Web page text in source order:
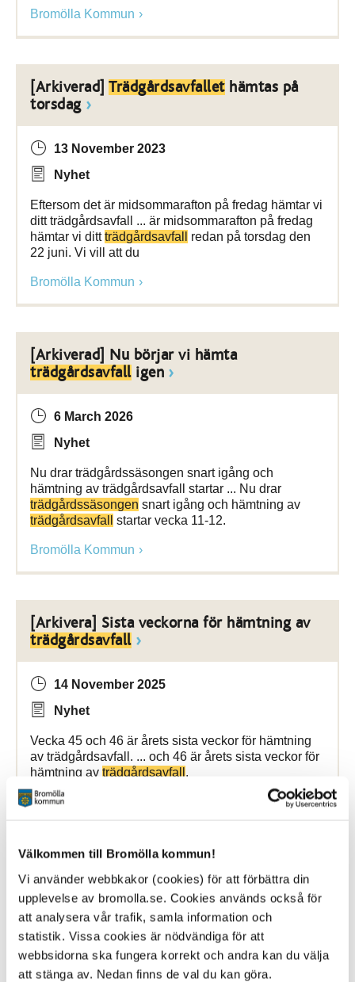
Välkommen till Bromölla kommun!
Vi använder webbkakor (cookies) för att förbättra din
upplevelse av bromolla.se. Cookies används också för
att analysera vår trafik, samla information och
statistik. Vissa cookies är nödvändiga för att
webbsidorna ska fungera korrekt och andra kan du välja
att stänga av. Nedan finns de val du kan göra.
Bromölla Kommun
[Arkiverad] Trädgårdsavfallethämtas på
torsdag
13 November 2023
Nyhet
Eftersom det är midsommarafton på fredag hämtar vi
ditt trädgårdsavfall ... är midsommarafton på fredag
hämtar vi dittträdgårdsavfall
redan på torsdag den
22 juni. Vi vill att du
Bromölla Kommun
[Arkiverad] Nu börjar vi hämta
trädgårdsavfalligen
6 March 2026
Nyhet
Nu drar trädgårdssäsongen snart igång och
hämtning av trädgårdsavfall startar ... Nu drar
trädgårdssäsongen snart igång och hämtning av
trädgårdsavfall
startar vecka 11-12.
Bromölla Kommun
[Arkivera] Sista veckorna för hämtning av
trädgårdsavfall
14 November 2025
Nyhet
Vecka 45 och 46 är årets sista veckor för hämtning
av trädgårdsavfall. ... och 46 är årets sista veckor för
hämtning av trädgårdsavfall .
Bromölla Kommun
[Arkiverad] Avfallshantering under
midsommarhelgen
2 April 2024
Nyhet